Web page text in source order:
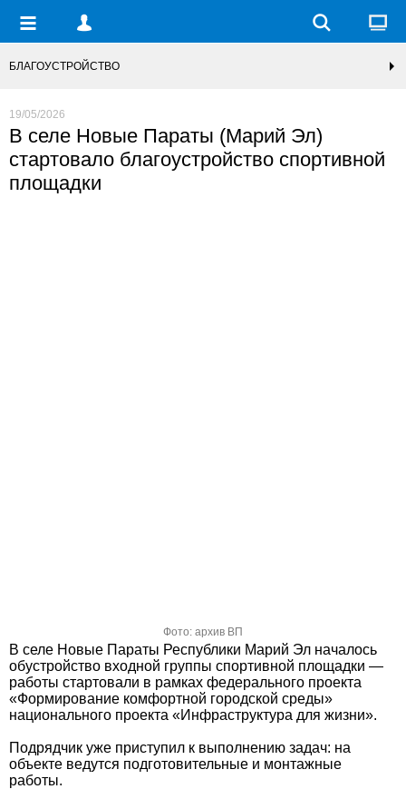
БЛАГОУСТРОЙСТВО
19/05/2026
В селе Новые Параты (Марий Эл)
стартовало благоустройство спортивной
площадки
Фото: архив ВП
В селе Новые Параты Республики Марий Эл началось
обустройство входной группы спортивной площадки —
работы стартовали в рамках федерального проекта
«Формирование комфортной городской среды»
национального проекта «Инфраструктура для жизни».
Подрядчик уже приступил к выполнению задач: на
объекте ведутся подготовительные и монтажные
работы.